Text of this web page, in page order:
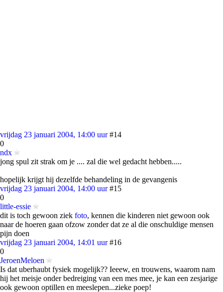
vrijdag 23 januari 2004, 14:00 uur #14
0
ndx
jong spul zit strak om je .... zal die wel gedacht hebben.....
hopelijk krijgt hij dezelfde behandeling in de gevangenis
vrijdag 23 januari 2004, 14:00 uur #15
0
little-essie
dit is toch gewoon ziek foto, kennen die kinderen niet gewoon ook
naar de hoeren gaan ofzow zonder dat ze al die onschuldige mensen
pijn doen
vrijdag 23 januari 2004, 14:01 uur #16
0
JeroenMeloen
Is dat uberhaubt fysiek mogelijk?? Ieeew, en trouwens, waarom nam
hij het meisje onder bedreiging van een mes mee, je kan een zesjarige
ook gewoon optillen en meeslepen...zieke poep!